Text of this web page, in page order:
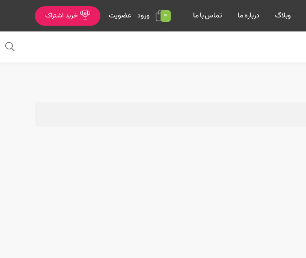
وبلاگ درباره ما تماس با ما 0 ورود عضویت خرید اشتراک